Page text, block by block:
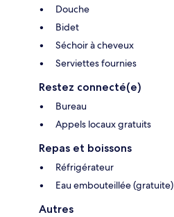
Douche
Bidet
Séchoir à cheveux
Serviettes fournies
Restez connecté(e)
Bureau
Appels locaux gratuits
Repas et boissons
Réfrigérateur
Eau embouteillée (gratuite)
Autres